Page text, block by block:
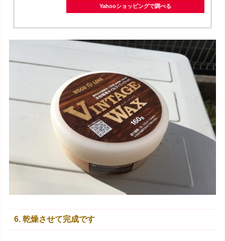
Yahooショッピングで調べる
6. 乾燥させて完成です